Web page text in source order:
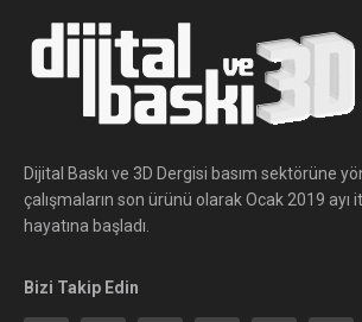
Dijital Baskı ve 3D Dergisi basım sektörüne
çalışmaların son ürünü olarak Ocak 2019 ayı
hayatına başladı.
Bizi Takip Edin